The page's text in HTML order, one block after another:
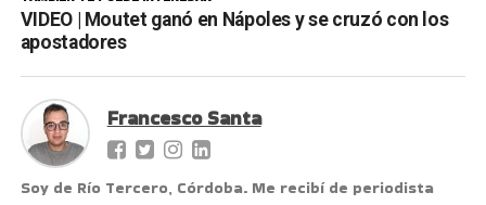
VIDEO | Moutet ganó en Nápoles y se cruzó con los
apostadores
Francesco Santa
Soy de Río Tercero, Córdoba. Me recibí de periodista